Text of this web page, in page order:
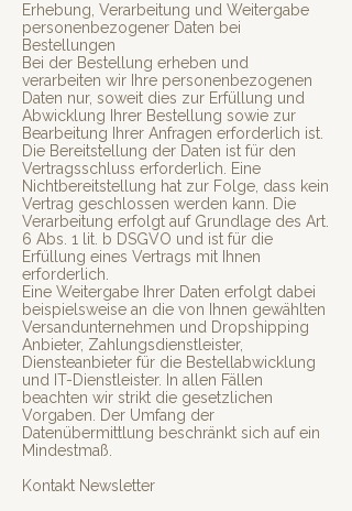
Erhebung, Verarbeitung und Weitergabe
personenbezogener Daten bei
Bestellungen
Bei der Bestellung erheben und
verarbeiten wir Ihre personenbezogenen
Daten nur, soweit dies zur Erfüllung und
Abwicklung Ihrer Bestellung sowie zur
Bearbeitung Ihrer Anfragen erforderlich ist.
Die Bereitstellung der Daten ist für den
Vertragsschluss erforderlich. Eine
Nichtbereitstellung hat zur Folge, dass kein
Vertrag geschlossen werden kann. Die
Verarbeitung erfolgt auf Grundlage des Art.
6 Abs. 1 lit. b DSGVO und ist für die
Erfüllung eines Vertrags mit Ihnen
erforderlich.
Eine Weitergabe Ihrer Daten erfolgt dabei
beispielsweise an die von Ihnen gewählten
Versandunternehmen und Dropshipping
Anbieter, Zahlungsdienstleister,
Diensteanbieter für die Bestellabwicklung
und IT-Dienstleister. In allen Fällen
beachten wir strikt die gesetzlichen
Vorgaben. Der Umfang der
Datenübermittlung beschränkt sich auf ein
Mindestmaß.
Kontakt Newsletter